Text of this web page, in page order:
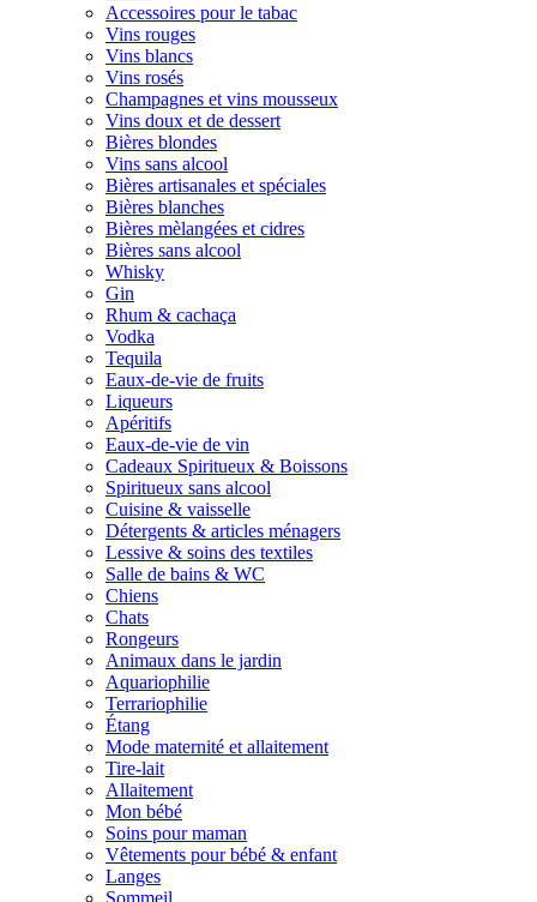
Accessoires pour le tabac
Vins rouges
Vins blancs
Vins rosés
Champagnes et vins mousseux
Vins doux et de dessert
Bières blondes
Vins sans alcool
Bières artisanales et spéciales
Bières blanches
Bières mèlangées et cidres
Bières sans alcool
Whisky
Gin
Rhum & cachaça
Vodka
Tequila
Eaux-de-vie de fruits
Liqueurs
Apéritifs
Eaux-de-vie de vin
Cadeaux Spiritueux & Boissons
Spiritueux sans alcool
Cuisine & vaisselle
Détergents & articles ménagers
Lessive & soins des textiles
Salle de bains & WC
Chiens
Chats
Rongeurs
Animaux dans le jardin
Aquariophilie
Terrariophilie
Étang
Mode maternité et allaitement
Tire-lait
Allaitement
Mon bébé
Soins pour maman
Vêtements pour bébé & enfant
Langes
Sommeil